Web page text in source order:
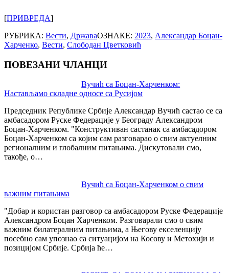
[ПРИВРЕДА]
РУБРИКА: Вести, ДржаваОЗНАКЕ: 2023, Александар Боцан-
Харченко, Вести, Слободан Цветковић
ПОВЕЗАНИ ЧЛАНЦИ
Вучић са Боцан-Харченком:
Настављамо складне односе са Русијом
Председник Републике Србије Александар Вучић састао се са
амбасадором Руске Федерације у Београду Александром
Боцан-Харченком. "Конструктиван састанак са амбасадором
Боцан-Харченком са којим сам разговарао о свим актуелним
регионалним и глобалним питањима. Дискутовали смо,
такође, о…
Вучић са Боцан-Харченком о свим
важним питањима
"Добар и користан разговор са амбасадором Руске Федерације
Александром Боцан Харченком. Разговарали смо о свим
важним билатералним питањима, а Његову екселенцију
посебно сам упознао са ситуацијом на Косову и Метохији и
позицијом Србије. Србија ће…
navigation